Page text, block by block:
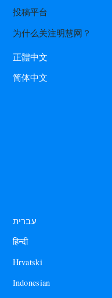
投稿平台
为什么关注明慧网？
正體中文
简体中文
עברית
हिन्दी
Hrvatski
Indonesian